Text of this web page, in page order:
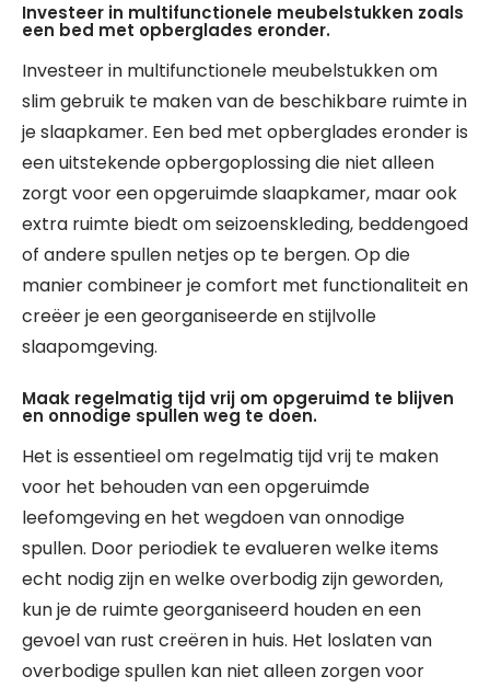
Investeer in multifunctionele meubelstukken zoals
een bed met opberglades eronder.
Investeer in multifunctionele meubelstukken om
slim gebruik te maken van de beschikbare ruimte in
je slaapkamer. Een bed met opberglades eronder is
een uitstekende opbergoplossing die niet alleen
zorgt voor een opgeruimde slaapkamer, maar ook
extra ruimte biedt om seizoenskleding, beddengoed
of andere spullen netjes op te bergen. Op die
manier combineer je comfort met functionaliteit en
creëer je een georganiseerde en stijlvolle
slaapomgeving.
Maak regelmatig tijd vrij om opgeruimd te blijven
en onnodige spullen weg te doen.
Het is essentieel om regelmatig tijd vrij te maken
voor het behouden van een opgeruimde
leefomgeving en het wegdoen van onnodige
spullen. Door periodiek te evalueren welke items
echt nodig zijn en welke overbodig zijn geworden,
kun je de ruimte georganiseerd houden en een
gevoel van rust creëren in huis. Het loslaten van
overbodige spullen kan niet alleen zorgen voor